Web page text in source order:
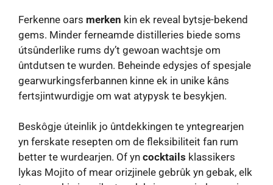
Ferkenne oars merken kin ek reveal bytsje-bekend
gems. Minder ferneamde distilleries biede soms
útsûnderlike rums dy’t gewoan wachtsje om
ûntdutsen te wurden. Beheinde edysjes of spesjale
gearwurkingsferbannen kinne ek in unike kâns
fertsjintwurdigje om wat atypysk te besykjen.
Beskôgje úteinlik jo ûntdekkingen te yntegrearjen
yn ferskate resepten om de fleksibiliteit fan rum
better te wurdearjen. Of yn cocktails klassikers
lykas Mojito of mear orizjinele gebrûk yn gebak, elk